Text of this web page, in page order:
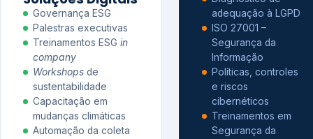
Governança ESG
Palestras executivas
Treinamentos ESG in
company
Workshops de
sustentabilidade
Capacitação em
mudanças climáticas
Automação da coleta
adequação à LGPD
ISO 27001 –
Segurança da
Informação
Políticas, controles
e riscos
cibernéticos
Treinamentos em
Segurança da